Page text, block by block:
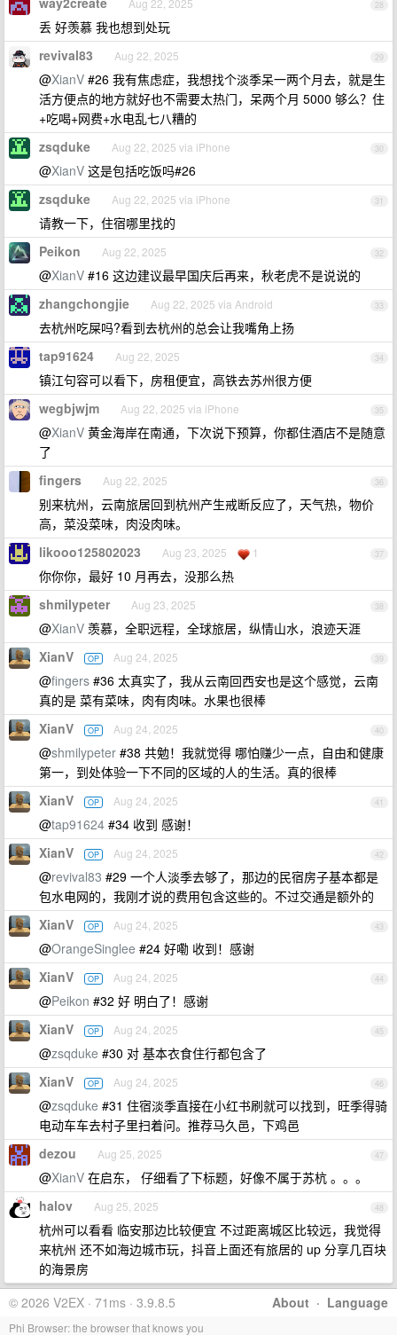
28
Aug 22, 2025
丢 好羡慕 我也想到处玩
29
revival83 Aug 22, 2025
@XianV #26 我有焦虑症，我想找个淡季呆一两个月去，就是生
活方便点的地方就好也不需要太热门，呆两个月 5000 够么？住
+吃喝+网费+水电乱七八糟的
30
zsqduke Aug 22, 2025 via iPhone
@XianV 这是包括吃饭吗#26
31
zsqduke Aug 22, 2025 via iPhone
请教一下，住宿哪里找的
32
Peikon Aug 22, 2025
@XianV #16 这边建议最早国庆后再来，秋老虎不是说说的
33
zhangchongjie Aug 22, 2025 via Android
去杭州吃屎吗?看到去杭州的总会让我嘴角上扬
34
tap91624 Aug 22, 2025
镇江句容可以看下，房租便宜，高铁去苏州很方便
35
wegbjwjm Aug 22, 2025 via iPhone
@XianV 黄金海岸在南通，下次说下预算，你都住酒店不是随意
了
36
fingers Aug 22, 2025
别来杭州，云南旅居回到杭州产生戒断反应了，天气热，物价
高，菜没菜味，肉没肉味。
37
likooo125802023 Aug 23, 2025 1
你你你，最好 10 月再去，没那么热
38
shmilypeter Aug 23, 2025
@XianV 羡慕，全职远程，全球旅居，纵情山水，浪迹天涯
39
XianV OP Aug 24, 2025
@fingers #36 太真实了，我从云南回西安也是这个感觉，云南
真的是 菜有菜味，肉有肉味。水果也很棒
40
XianV OP Aug 24, 2025
@shmilypeter #38 共勉！我就觉得 哪怕赚少一点，自由和健康
第一，到处体验一下不同的区域的人的生活。真的很棒
41
XianV OP Aug 24, 2025
@tap91624 #34 收到 感谢！
42
XianV OP Aug 24, 2025
@revival83 #29 一个人淡季去够了，那边的民宿房子基本都是
包水电网的，我刚才说的费用包含这些的。不过交通是额外的
43
XianV OP Aug 24, 2025
@OrangeSinglee #24 好嘞 收到！感谢
44
XianV OP Aug 24, 2025
@Peikon #32 好 明白了！感谢
45
XianV OP Aug 24, 2025
@zsqduke #30 对 基本衣食住行都包含了
46
XianV OP Aug 24, 2025
@zsqduke #31 住宿淡季直接在小红书刷就可以找到，旺季得骑
电动车车去村子里扫着问。推荐马久邑，下鸡邑
47
dezou Aug 25, 2025
@XianV 在启东， 仔细看了下标题，好像不属于苏杭 。。。
48
halov Aug 25, 2025
杭州可以看看 临安那边比较便宜 不过距离城区比较远，我觉得
来杭州 还不如海边城市玩，抖音上面还有旅居的 up 分享几百块
的海景房
About · Language
© 2026 V2EX · 71ms · 3.9.8.5
Phi Browser: the browser that knows you